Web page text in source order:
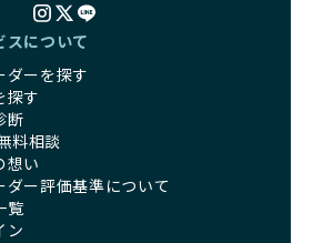
した取り組みは、目の前の子犬だけ
ゃんに優しい未来を創るための大き
の皆さんがBreederFamiliesを通じて
、こうした社会貢献活動を間接的に
されているブリーダーは、子犬が心
の環境づくりに全力を注いでいま
に抑えた繁殖計画、栄養バランスが
さく見せるために食事を減らすな
理がされることもあります。このよ
費やケアの負担が増える恐れがあり
した流行に流されず、ワンちゃんの
ます。特に小さいワンちゃんやレア
場合は、健康リスクを十分に理解
について丁寧に説明しています。食
成長に必要な栄養を確保するなど、
スについて
ダーを探す
探す
断
料相談
想い
ダー評価基準について
覧
ン